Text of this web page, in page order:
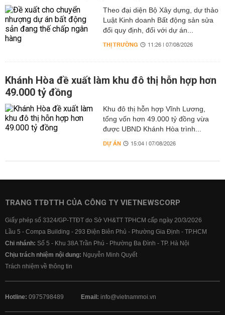
Theo đại diện Bộ Xây dựng, dự thảo
Luật Kinh doanh Bất động sản sửa
đổi quy định, đối với dự án...
THỊ TRƯỜNG 11:26 | 07/08/2026
Khánh Hòa đề xuất làm khu đô thị hỗn hợp hơn
49.000 tỷ đồng
Khu đô thị hỗn hợp Vĩnh Lương,
tổng vốn hơn 49.000 tỷ đồng vừa
được UBND Khánh Hòa trình...
DỰ ÁN 15:04 | 07/08/2026
TRANG TTĐTTH CỦA CÔNG TY VIETNEWSCORP
Giấy phép số 3324/GP-TTĐT do Sở VH&TT TPHCM cấp ngày 20/3/2026
Lầu 5 - Compa Building - 293 Điện Biên Phủ - Phường Gia Định - TP.HCM
Chi nhánh: Số 5 - Khu 38A Trần Phú - Phường Ba Đình - TP. Hà Nội
Chịu trách nhiệm nội dung: Nguyễn Minh Quyết
Trách nhiệm về thông tin
Hotline: 0975798489 Email: info@vietnammoi.vn